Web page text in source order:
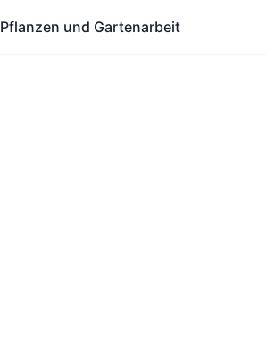
Pflanzen und Gartenarbeit